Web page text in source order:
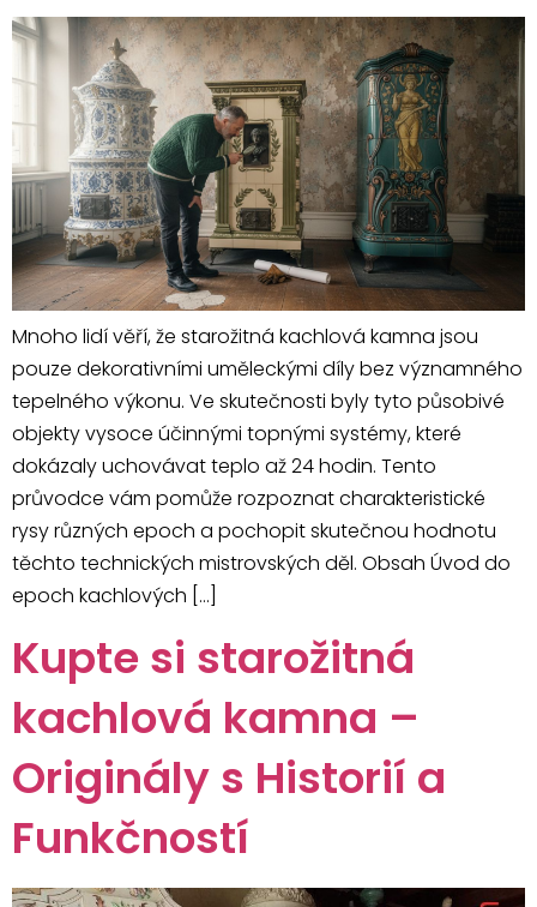
Mnoho lidí věří, že starožitná kachlová kamna jsou
pouze dekorativními uměleckými díly bez významného
tepelného výkonu. Ve skutečnosti byly tyto působivé
objekty vysoce účinnými topnými systémy, které
dokázaly uchovávat teplo až 24 hodin. Tento
průvodce vám pomůže rozpoznat charakteristické
rysy různých epoch a pochopit skutečnou hodnotu
těchto technických mistrovských děl. Obsah Úvod do
epoch kachlových […]
Kupte si starožitná
kachlová kamna –
Originály s Historií a
Funkčností